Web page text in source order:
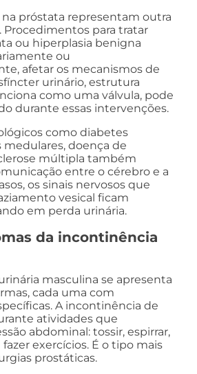
na próstata representam outra
Procedimentos para tratar
ou hiperplasia benigna
ou
afetar os mecanismos de
urinário, estrutura
como uma válvula, pode
durante essas intervenções.
como diabetes
medulares, doença de
múltipla também
entre o cérebro e a
os sinais nervosos que
vesical ficam
em perda urinária.
da incontinência
masculina se apresenta
cada uma com
A incontinência de
atividades que
abdominal: tossir, espirrar,
exercícios. É o tipo mais
prostáticas.